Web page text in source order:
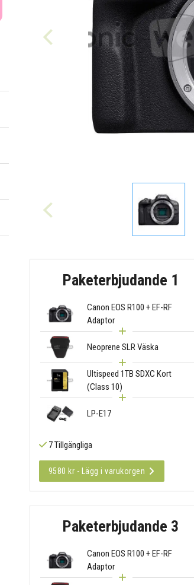
Paketerbjudande 1
Canon EOS R100 + EF-RF
Adaptor
Neoprene SLR Väska
Ultispeed 1TB SDXC Kort
(Class 10)
LP-E17
7 Tillgängliga
9580 kr - Lägg i varukorgen
Paketerbjudande 3
Canon EOS R100 + EF-RF
Adaptor